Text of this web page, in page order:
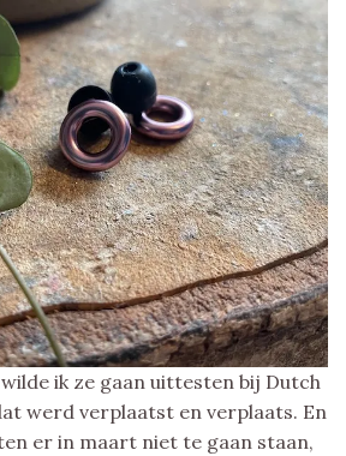
ik ze gaan uittesten bij Dutch
werd verplaatst en verplaats. En
er in maart niet te gaan staan,